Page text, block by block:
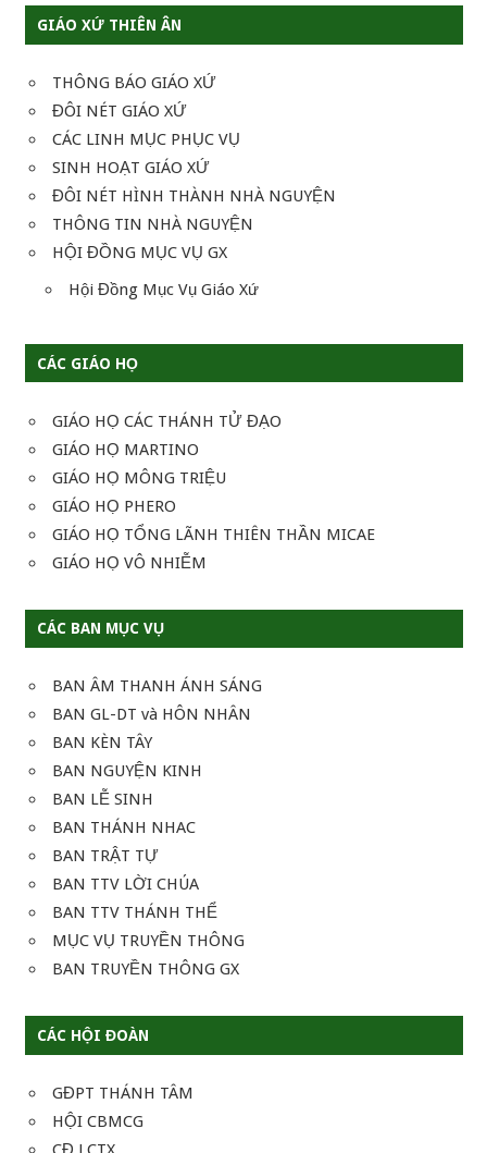
GIÁO XỨ THIÊN ÂN
THÔNG BÁO GIÁO XỨ
ĐÔI NÉT GIÁO XỨ
CÁC LINH MỤC PHỤC VỤ
SINH HOẠT GIÁO XỨ
ĐÔI NÉT HÌNH THÀNH NHÀ NGUYỆN
THÔNG TIN NHÀ NGUYỆN
HỘI ĐỒNG MỤC VỤ GX
Hội Đồng Mục Vụ Giáo Xứ
CÁC GIÁO HỌ
GIÁO HỌ CÁC THÁNH TỬ ĐẠO
GIÁO HỌ MARTINO
GIÁO HỌ MÔNG TRIỆU
GIÁO HỌ PHERO
GIÁO HỌ TỔNG LÃNH THIÊN THẦN MICAE
GIÁO HỌ VÔ NHIỄM
CÁC BAN MỤC VỤ
BAN ÂM THANH ÁNH SÁNG
BAN GL-DT và HÔN NHÂN
BAN KÈN TÂY
BAN NGUYỆN KINH
BAN LỄ SINH
BAN THÁNH NHAC
BAN TRẬT TỰ
BAN TTV LỜI CHÚA
BAN TTV THÁNH THỂ
MỤC VỤ TRUYỀN THÔNG
BAN TRUYỀN THÔNG GX
CÁC HỘI ĐOÀN
GĐPT THÁNH TÂM
HỘI CBMCG